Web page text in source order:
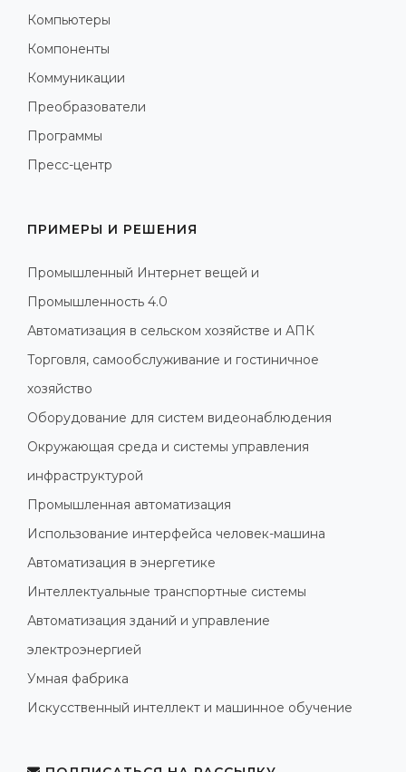
Компьютеры
Компоненты
Коммуникации
Преобразователи
Программы
Пресс-центр
ПРИМЕРЫ И РЕШЕНИЯ
Промышленный Интернет вещей и
Промышленность 4.0
Автоматизация в сельском хозяйстве и АПК
Торговля, самообслуживание и гостиничное
хозяйство
Оборудование для систем видеонаблюдения
Окружающая среда и системы управления
инфраструктурой
Промышленная автоматизация
Использование интерфейса человек-машина
Автоматизация в энергетике
Интеллектуальные транспортные системы
Автоматизация зданий и управление
электроэнергией
Умная фабрика
Искусственный интеллект и машинное обучение